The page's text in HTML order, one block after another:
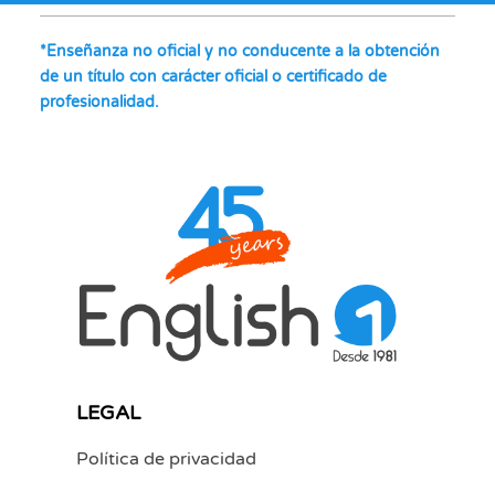
*Enseñanza no oficial y no conducente a la obtención
de un título con carácter oficial o certificado de
profesionalidad.
LEGAL
Política de privacidad